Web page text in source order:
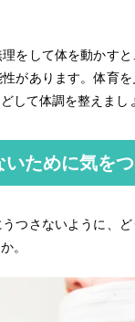
をして体を動かす
があります。体育
して体調を整えまし
ために気を
つさないように、
。